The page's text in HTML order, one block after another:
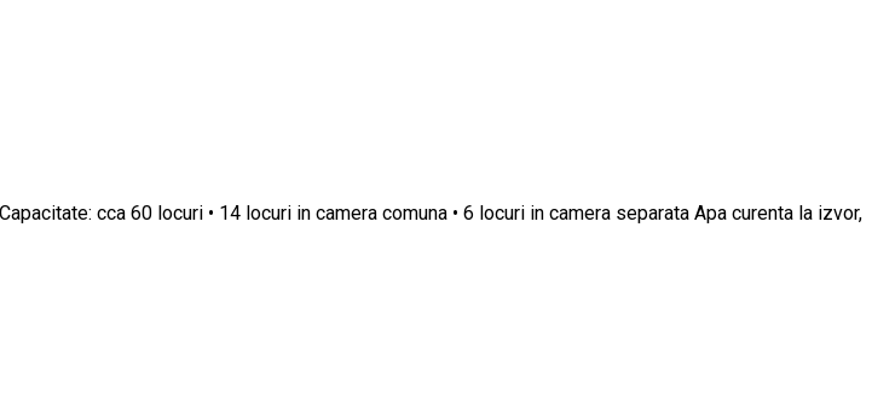
cca 60 locuri • 14 locuri in camera comuna • 6 locuri in camera separata Apa curenta la izvor,